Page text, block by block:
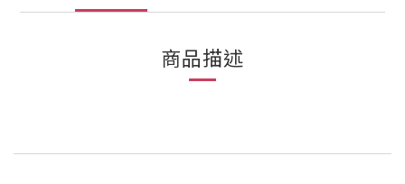
商品描述